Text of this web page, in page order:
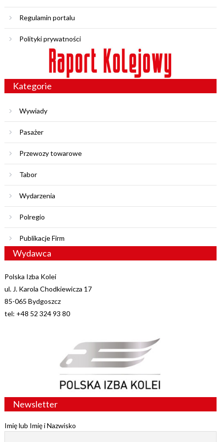
Regulamin portalu
Polityki prywatności
Kategorie
Wywiady
Pasażer
Przewozy towarowe
Tabor
Wydarzenia
Polregio
Publikacje Firm
Wydawca
Polska Izba Kolei
ul. J. Karola Chodkiewicza 17
85-065 Bydgoszcz
tel: +48 52 324 93 80
Newsletter
Imię lub Imię i Nazwisko